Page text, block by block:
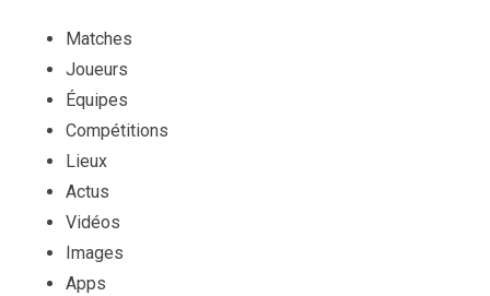
Matches
Joueurs
Équipes
Compétitions
Lieux
Actus
Vidéos
Images
Apps